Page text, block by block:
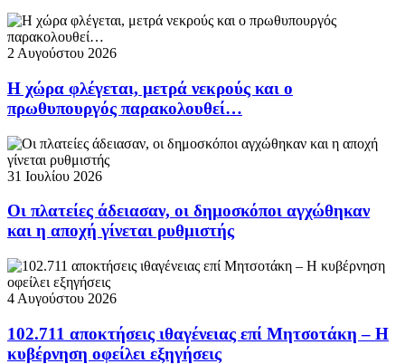
2 Αυγούστου 2026
Η χώρα φλέγεται, μετρά νεκρούς και ο
πρωθυπουργός παρακολουθεί…
31 Ιουλίου 2026
Οι πλατείες άδειασαν, οι δημοσκόποι αγχώθηκαν
και η αποχή γίνεται ρυθμιστής
4 Αυγούστου 2026
102.711 αποκτήσεις ιθαγένειας επί Μητσοτάκη – Η
κυβέρνηση οφείλει εξηγήσεις